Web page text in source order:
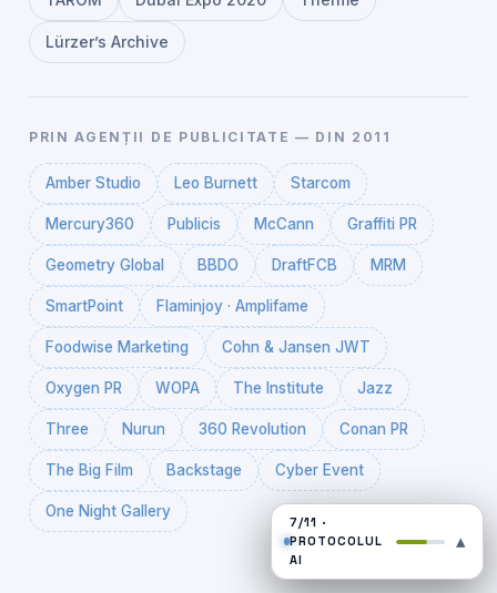
Lürzer’s Archive
PRIN AGENȚII DE PUBLICITATE — DIN 2011
Amber Studio Leo Burnett Starcom
Mercury360 Publicis McCann Graffiti PR
Geometry Global BBDO DraftFCB MRM
SmartPoint Flaminjoy · Amplifame
Foodwise Marketing Cohn & Jansen JWT
Oxygen PR WOPA The Institute Jazz
Three Nurun 360 Revolution Conan PR
The Big Film Backstage Cyber Event
One Night Gallery
7/11 ·
PROTOCOLUL
AI
▴